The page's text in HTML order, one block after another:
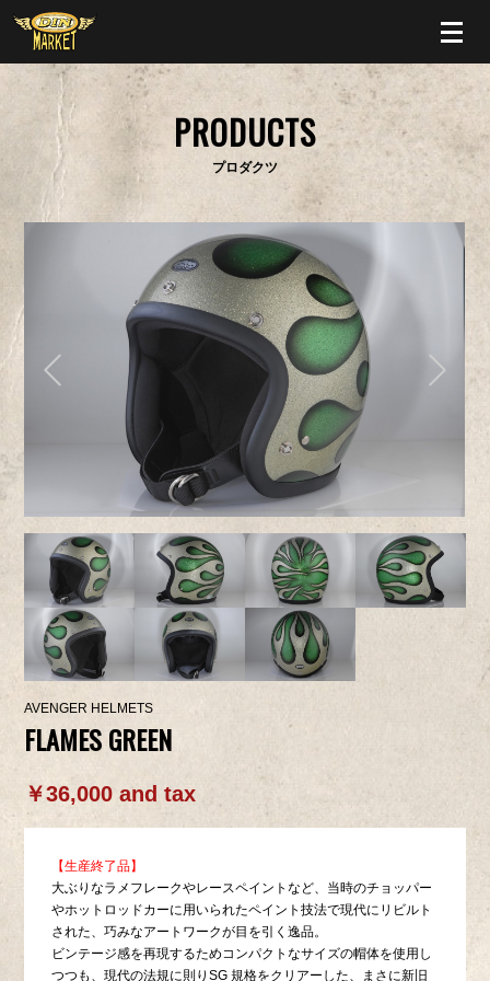
PRODUCTS
プロダクツ
AVENGER HELMETS
FLAMES GREEN
￥36,000 and tax
【生産終了品】
大ぶりなラメフレークやレースペイントなど、当時のチョッパー
やホットロッドカーに用いられたペイント技法で現代にリビルト
された、巧みなアートワークが目を引く逸品。
ビンテージ感を再現するためコンパクトなサイズの帽体を使用し
つつも、現代の法規に則りSG 規格をクリアーした、まさに新旧